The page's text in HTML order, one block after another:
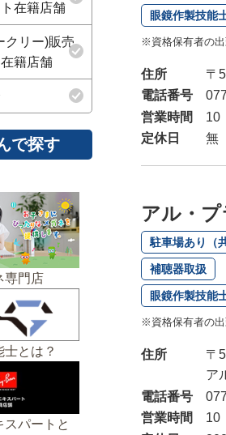
眼鏡作製技能
※資格保有者の出
住所
〒
電話番号
営業時間
10
定休日
無
アル・
駐車場あり（
補聴器取扱
眼鏡作製技能
※資格保有者の出
住所
〒
ア
電話番号
営業時間
10
在籍店舗
クリー)販売
籍店舗
専門店
士とは？
スパートと